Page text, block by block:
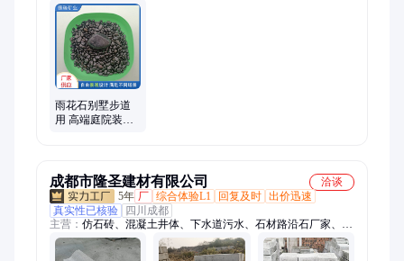
料、水洗石骨料、胶粘石骨料、水磨石骨料、彩色碎石、彩色卵
雨花石别墅步道
用 高端庭院装饰
成都市隆圣建材有限公司
洽谈
5年 厂 综合体验L1 回复及时 出价迅速
真实性已核验
四川成都
主营： 仿石砖、混凝土井体、下水道污水、石材路沿石厂家、混
凝土路缘石、混凝土承插管、人行道路侧石